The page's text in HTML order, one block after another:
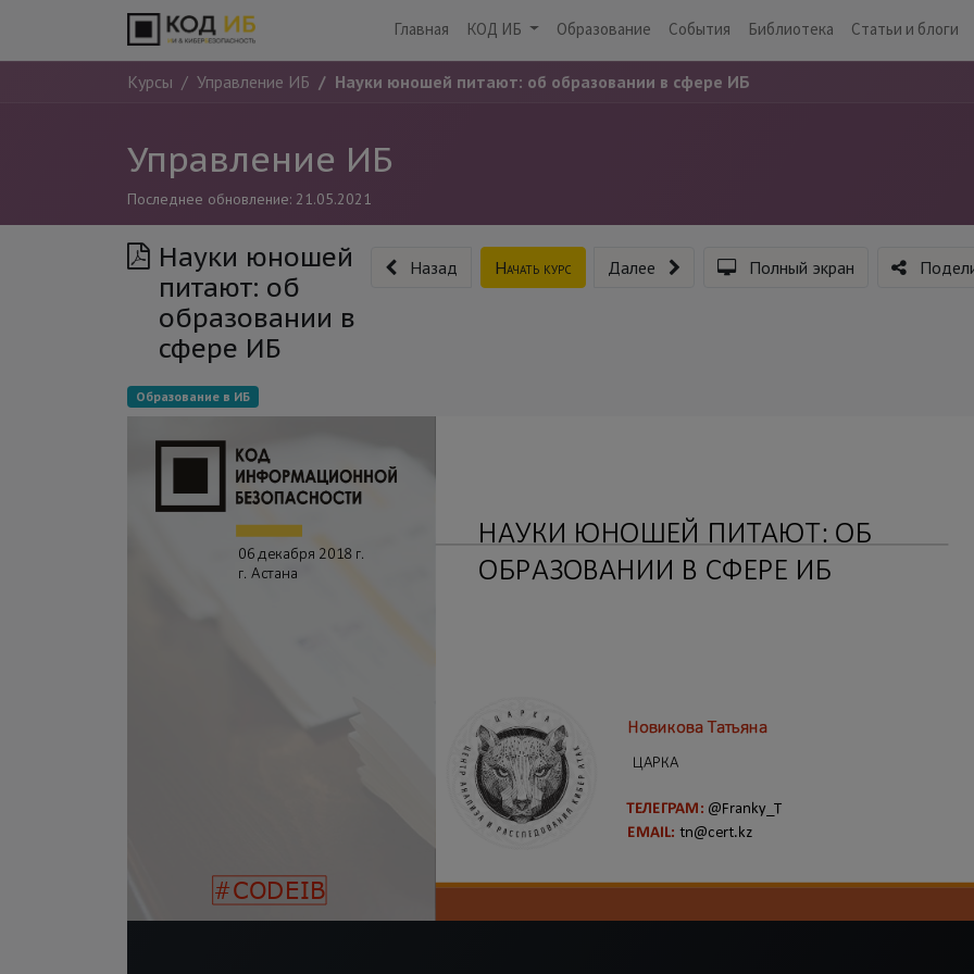
Главная КОД ИБ Образование События Библиотека Статьи и блоги
Курсы Управление ИБ Науки юношей питают: об образовании в сфере ИБ
Управление ИБ
Последнее обновление: 21.05.2021
Науки юношей
питают: об
образовании в
сфере ИБ
Назад Начать курс Далее Полный экран
Образование в ИБ